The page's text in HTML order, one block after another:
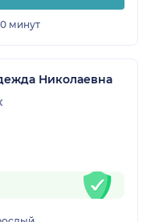
минут
Николаевна